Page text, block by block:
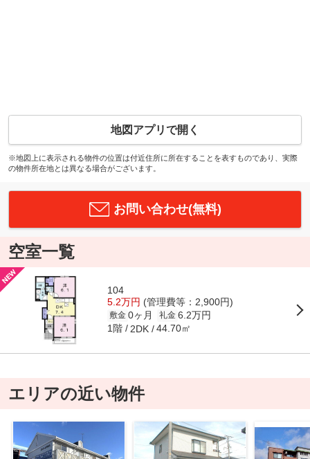
地図アプリで開く
※地図上に表示される物件の位置は付近住所に所在することを表すものであり、実際
の物件所在地とは異なる場合がございます。
お問い合わせ(無料)
空室一覧
104
5.2万円 (管理費等：2,900円)
敷金 0ヶ月 礼金 6.2万円
1階 2DK 44.70㎡
エリアの近い物件